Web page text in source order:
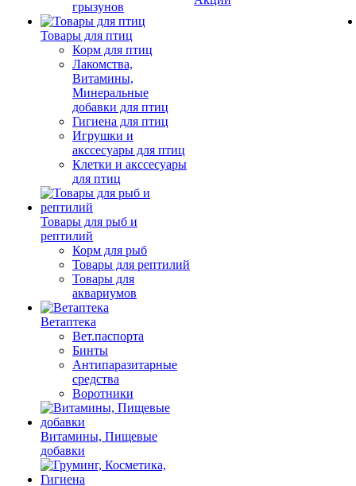
грызунов
Товары для птиц
Корм для птиц
Лакомства,
Витамины,
Минеральные
добавки для птиц
Гигиена для птиц
Игрушки и
акссесуары для птиц
Клетки и акссесуары
для птиц
Товары для рыб и
рептилий
Корм для рыб
Товары для рептилий
Товары для
аквариумов
Ветаптека
Вет.паспорта
Бинты
Антипаразитарные
средства
Воротники
Витамины, Пищевые
добавки